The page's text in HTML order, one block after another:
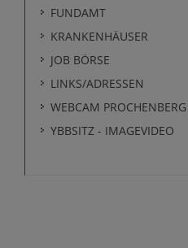
FUNDAMT
KRANKENHÄUSER
JOB BÖRSE
LINKS/ADRESSEN
WEBCAM PROCHENBERG
YBBSITZ - IMAGEVIDEO